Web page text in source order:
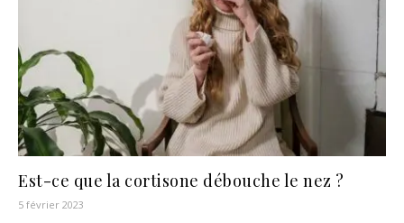
Est-ce que la cortisone débouche le nez ?
5 février 2023